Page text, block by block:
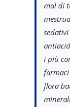
mal di
i più
flora